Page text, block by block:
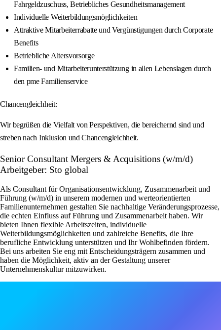
Fahrgeldzuschuss, Betriebliches Gesundheitsmanagement
Individuelle Weiterbildungsmöglichkeiten
Attraktive Mitarbeiterrabatte und Vergünstigungen durch Corporate
Benefits
Betriebliche Altersvorsorge
Familien- und Mitarbeiterunterstützung in allen Lebenslagen durch
den pme Familienservice
Chancengleichheit:
Wir begrüßen die Vielfalt von Perspektiven, die bereichernd sind und
streben nach Inklusion und Chancengleichheit.
Senior Consultant Mergers & Acquisitions (w/m/d)
Arbeitgeber: Sto global
Als Consultant für Organisationsentwicklung, Zusammenarbeit und
Führung (w/m/d) in unserem modernen und werteorientierten
Familienunternehmen gestalten Sie nachhaltige Veränderungsprozesse,
die echten Einfluss auf Führung und Zusammenarbeit haben. Wir
bieten Ihnen flexible Arbeitszeiten, individuelle
Weiterbildungsmöglichkeiten und zahlreiche Benefits, die Ihre
berufliche Entwicklung unterstützen und Ihr Wohlbefinden fördern.
Bei uns arbeiten Sie eng mit Entscheidungsträgern zusammen und
haben die Möglichkeit, aktiv an der Gestaltung unserer
Unternehmenskultur mitzuwirken.